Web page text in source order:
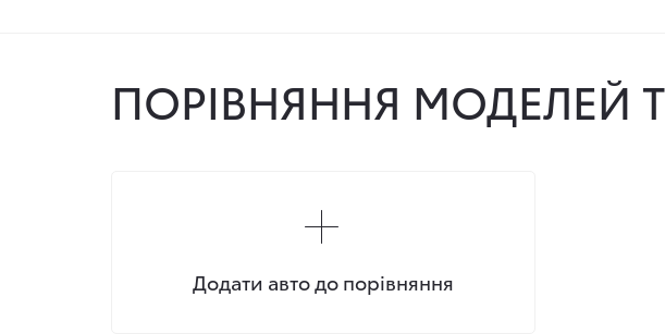
ПОРІВНЯННЯ МОДЕЛЕЙ
Додати авто до порівняння